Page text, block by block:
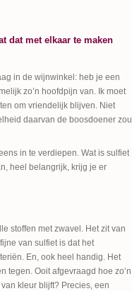
dat met elkaar te maken
in de wijnwinkel: heb je een
zo’n hoofdpijn van. Ik moet
om vriendelijk blijven. Niet
daarvan de boosdoener zou
in te verdiepen. Wat is sulfiet
heel belangrijk, krijg je er
stoffen met zwavel. Het zit van
van sulfiet is dat het
En, ook heel handig. Het
tegen. Ooit afgevraagd hoe zo’n
kleur blijft? Precies, een